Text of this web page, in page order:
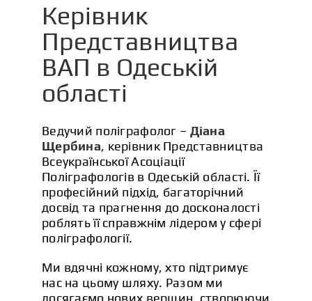
Керівник
Представництва
ВАП в Одеській
області
Ведучий поліграфолог – Діана
Щербина, керівник Представництва
Всеукраїнської Асоціації
Поліграфологів в Одеській області. Її
професійний підхід, багаторічний
досвід та прагнення до досконалості
роблять її справжнім лідером у сфері
поліграфології.
Ми вдячні кожному, хто підтримує
нас на цьому шляху. Разом ми